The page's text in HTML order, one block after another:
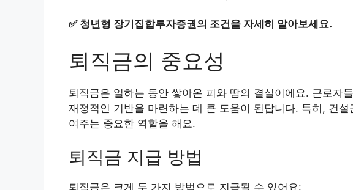
✅ 청년형 장기집합투자증권의 조건을 자세히 알아보세요.
퇴직금의 중요성
퇴직금은 일하는 동안 쌓아온 피와 땀의 결실이에요. 근로자
재정적인 기반을 마련하는 데 큰 도움이 된답니다. 특히, 건
여주는 중요한 역할을 해요.
퇴직금 지급 방법
퇴직금은 크게 두 가지 방법으로 지급될 수 있어요: